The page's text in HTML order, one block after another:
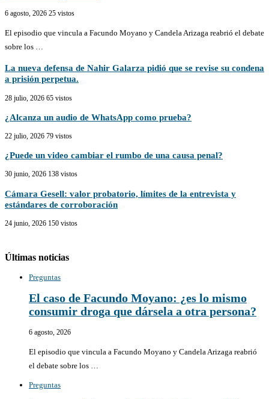
6 agosto, 2026 25 vistos
El episodio que vincula a Facundo Moyano y Candela Arizaga reabrió el debate
sobre los …
La nueva defensa de Nahir Galarza pidió que se revise su condena
a prisión perpetua.
28 julio, 2026 65 vistos
¿Alcanza un audio de WhatsApp como prueba?
22 julio, 2026 79 vistos
¿Puede un video cambiar el rumbo de una causa penal?
30 junio, 2026 138 vistos
Cámara Gesell: valor probatorio, límites de la entrevista y
estándares de corroboración
24 junio, 2026 150 vistos
Últimas noticias
Preguntas
El caso de Facundo Moyano: ¿es lo mismo
consumir droga que dársela a otra persona?
6 agosto, 2026
El episodio que vincula a Facundo Moyano y Candela Arizaga reabrió
el debate sobre los …
Preguntas